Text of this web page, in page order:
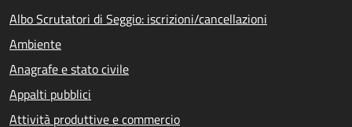
Albo Scrutatori di Seggio: iscrizioni/cancellazioni
Ambiente
Anagrafe e stato civile
Appalti pubblici
Attività produttive e commercio